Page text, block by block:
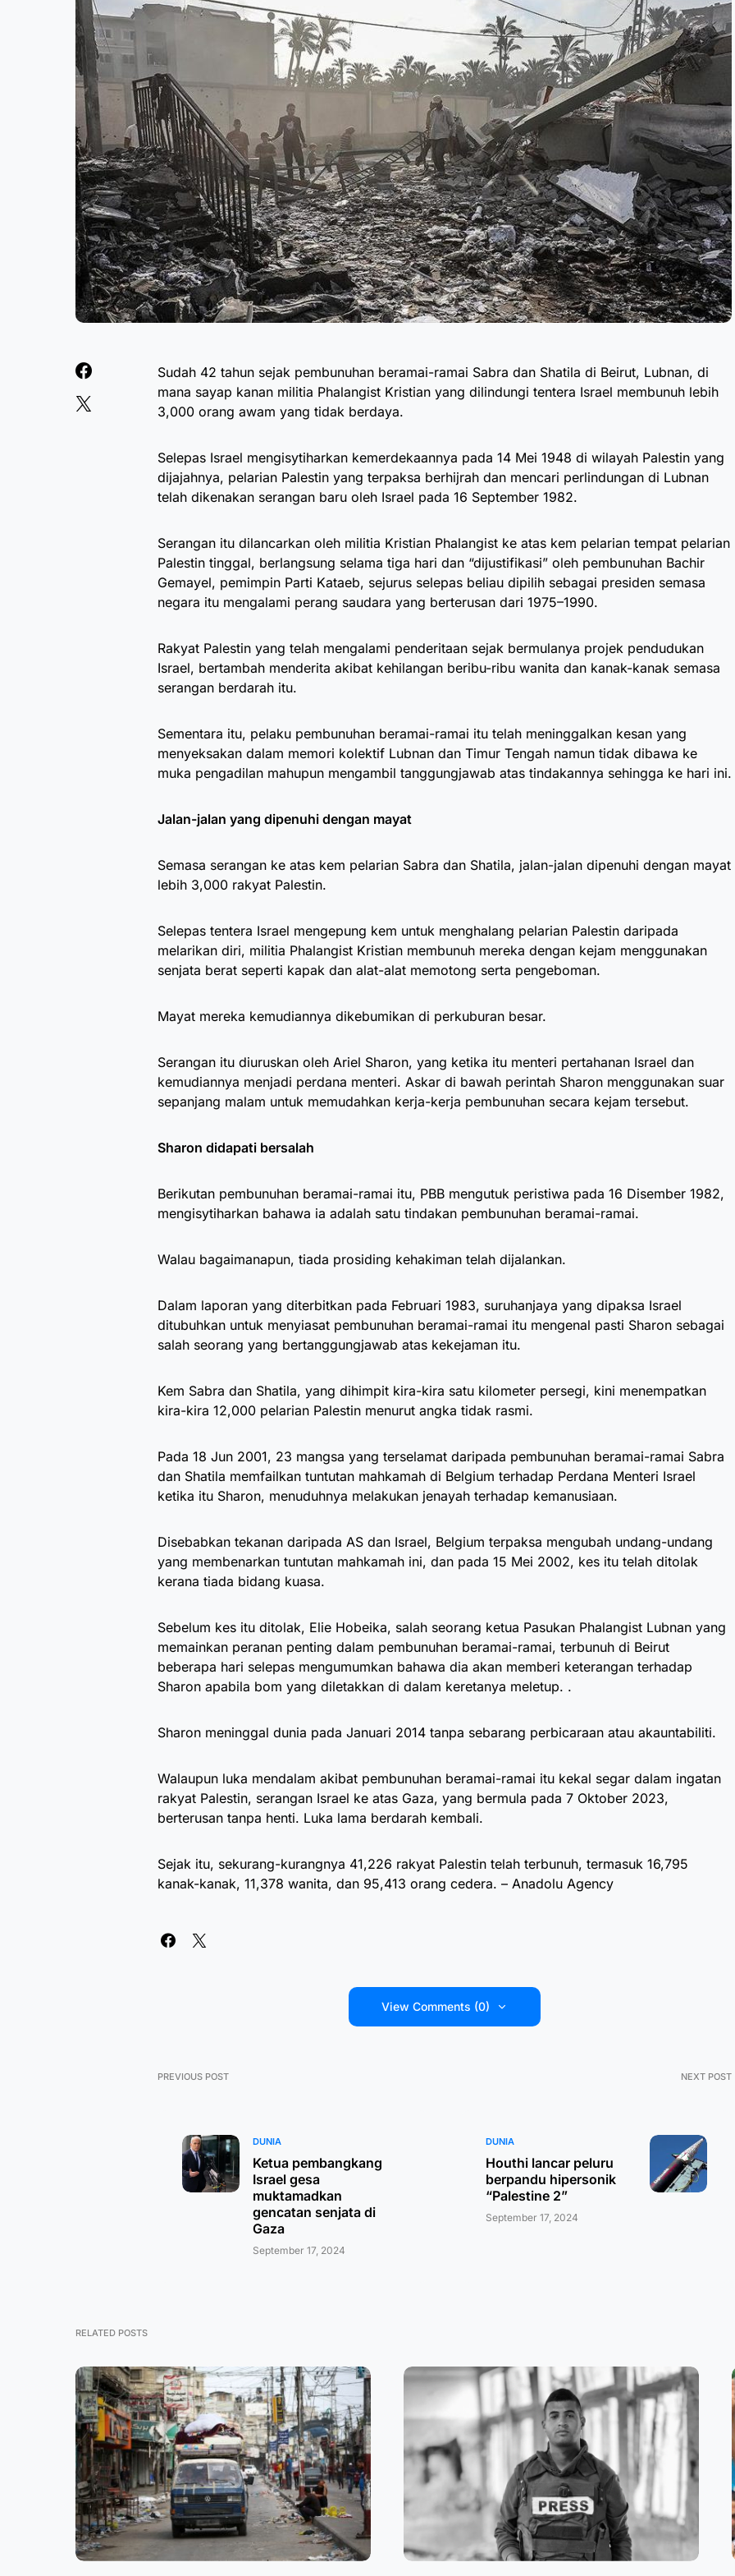
Sudah 42 tahun sejak pembunuhan beramai-ramai Sabra dan Shatila di Beirut, Lubnan, di
mana sayap kanan militia Phalangist Kristian yang dilindungi tentera Israel membunuh lebih
3,000 orang awam yang tidak berdaya.
Selepas Israel mengisytiharkan kemerdekaannya pada 14 Mei 1948 di wilayah Palestin yang
dijajahnya, pelarian Palestin yang terpaksa berhijrah dan mencari perlindungan di Lubnan
telah dikenakan serangan baru oleh Israel pada 16 September 1982.
Serangan itu dilancarkan oleh militia Kristian Phalangist ke atas kem pelarian tempat pelarian
Palestin tinggal, berlangsung selama tiga hari dan “dijustifikasi” oleh pembunuhan Bachir
Gemayel, pemimpin Parti Kataeb, sejurus selepas beliau dipilih sebagai presiden semasa
negara itu mengalami perang saudara yang berterusan dari 1975–1990.
Rakyat Palestin yang telah mengalami penderitaan sejak bermulanya projek pendudukan
Israel, bertambah menderita akibat kehilangan beribu-ribu wanita dan kanak-kanak semasa
serangan berdarah itu.
Sementara itu, pelaku pembunuhan beramai-ramai itu telah meninggalkan kesan yang
menyeksakan dalam memori kolektif Lubnan dan Timur Tengah namun tidak dibawa ke
muka pengadilan mahupun mengambil tanggungjawab atas tindakannya sehingga ke hari ini.
Jalan-jalan yang dipenuhi dengan mayat
Semasa serangan ke atas kem pelarian Sabra dan Shatila, jalan-jalan dipenuhi dengan mayat
lebih 3,000 rakyat Palestin.
Selepas tentera Israel mengepung kem untuk menghalang pelarian Palestin daripada
melarikan diri, militia Phalangist Kristian membunuh mereka dengan kejam menggunakan
senjata berat seperti kapak dan alat-alat memotong serta pengeboman.
Mayat mereka kemudiannya dikebumikan di perkuburan besar.
Serangan itu diuruskan oleh Ariel Sharon, yang ketika itu menteri pertahanan Israel dan
kemudiannya menjadi perdana menteri. Askar di bawah perintah Sharon menggunakan suar
sepanjang malam untuk memudahkan kerja-kerja pembunuhan secara kejam tersebut.
Sharon didapati bersalah
Berikutan pembunuhan beramai-ramai itu, PBB mengutuk peristiwa pada 16 Disember 1982,
mengisytiharkan bahawa ia adalah satu tindakan pembunuhan beramai-ramai.
Walau bagaimanapun, tiada prosiding kehakiman telah dijalankan.
Dalam laporan yang diterbitkan pada Februari 1983, suruhanjaya yang dipaksa Israel
ditubuhkan untuk menyiasat pembunuhan beramai-ramai itu mengenal pasti Sharon sebagai
salah seorang yang bertanggungjawab atas kekejaman itu.
Kem Sabra dan Shatila, yang dihimpit kira-kira satu kilometer persegi, kini menempatkan
kira-kira 12,000 pelarian Palestin menurut angka tidak rasmi.
Pada 18 Jun 2001, 23 mangsa yang terselamat daripada pembunuhan beramai-ramai Sabra
dan Shatila memfailkan tuntutan mahkamah di Belgium terhadap Perdana Menteri Israel
ketika itu Sharon, menuduhnya melakukan jenayah terhadap kemanusiaan.
Disebabkan tekanan daripada AS dan Israel, Belgium terpaksa mengubah undang-undang
yang membenarkan tuntutan mahkamah ini, dan pada 15 Mei 2002, kes itu telah ditolak
kerana tiada bidang kuasa.
Sebelum kes itu ditolak, Elie Hobeika, salah seorang ketua Pasukan Phalangist Lubnan yang
memainkan peranan penting dalam pembunuhan beramai-ramai, terbunuh di Beirut
beberapa hari selepas mengumumkan bahawa dia akan memberi keterangan terhadap
Sharon apabila bom yang diletakkan di dalam keretanya meletup. .
Sharon meninggal dunia pada Januari 2014 tanpa sebarang perbicaraan atau akauntabiliti.
Walaupun luka mendalam akibat pembunuhan beramai-ramai itu kekal segar dalam ingatan
rakyat Palestin, serangan Israel ke atas Gaza, yang bermula pada 7 Oktober 2023,
berterusan tanpa henti. Luka lama berdarah kembali.
Sejak itu, sekurang-kurangnya 41,226 rakyat Palestin telah terbunuh, termasuk 16,795
kanak-kanak, 11,378 wanita, dan 95,413 orang cedera. – Anadolu Agency
View Comments (0)
PREVIOUS POST
DUNIA
Ketua pembangkang
Israel gesa
muktamadkan
gencatan senjata di
Gaza
September 17, 2024
NEXT POST
DUNIA
Houthi lancar peluru
berpandu hipersonik
“Palestine 2”
September 17, 2024
RELATED POSTS